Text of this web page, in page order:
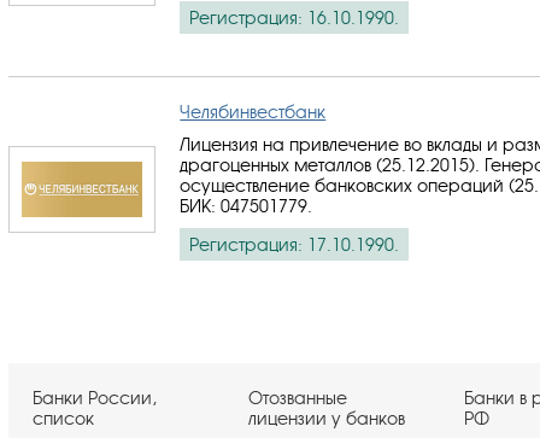
Регистрация: 16.10.1990.
Челябинвестбанк
Лицензия на привлечение во вклады и
драгоценных металлов (25.12.2015).
осуществление банковских операций
БИК: 047501779
Регистрация: 17.10.1990.
Банки России,
список
Отозванные
лицензии у банков
Банки в
РФ